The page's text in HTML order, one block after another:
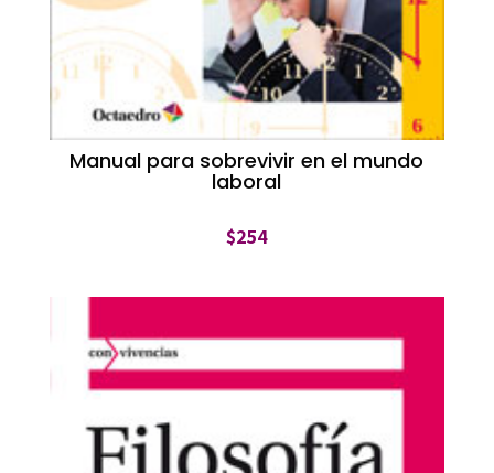
Manual para sobrevivir en el mundo
laboral
$254